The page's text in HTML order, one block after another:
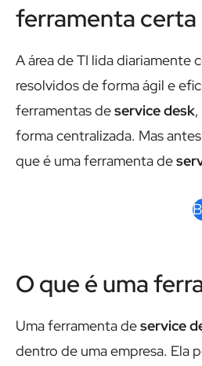
ferramenta certa
A área de TI lida diariamente
resolvidos de forma ágil e
ferramentas deservice desk
forma centralizada. Mas
que é uma ferramenta de
O que é uma
Uma ferramenta deservice
dentro de uma empresa. Ela